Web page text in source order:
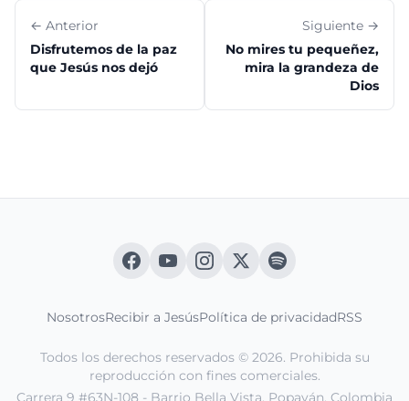
← Anterior
Disfrutemos de la paz
que Jesús nos dejó
Siguiente →
No mires tu pequeñez,
mira la grandeza de
Dios
NosotrosRecibir a JesúsPolítica de privacidadRSS
Todos los derechos reservados © 2026. Prohibida su
reproducción con fines comerciales.
Carrera 9 #63N-108 - Barrio Bella Vista. Popayán, Colombia